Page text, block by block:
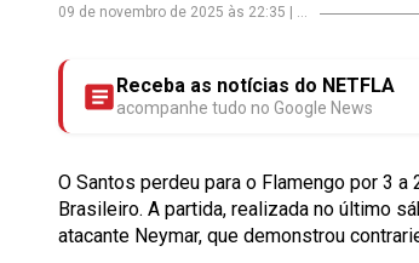
09 de novembro de 2025 às 22:35 ...
Receba as notícias do NETFLA
acompanhe tudo no Google News
O Santos perdeu para o Flamengo por 3
Brasileiro. A partida, realizada no último
atacante Neymar, que demonstrou